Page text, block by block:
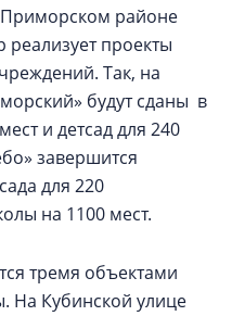
Приморском районе
реализует проекты
Так, на
будут сданы в
и детсад для 240
завершится
для 220
на 1100 мест.
тремя объектами
На Кубинской улице